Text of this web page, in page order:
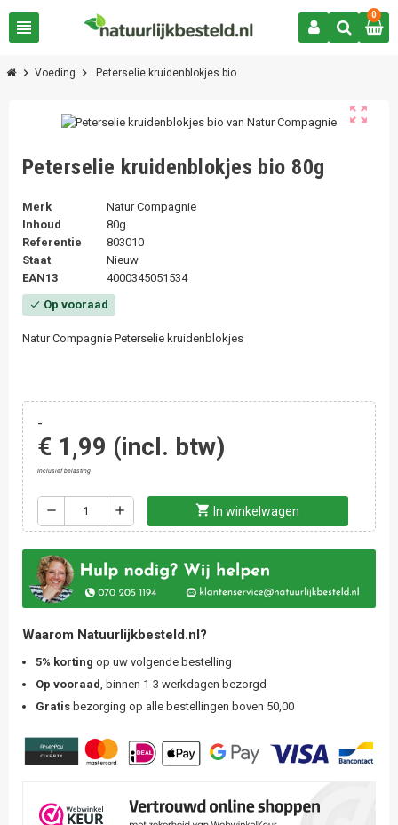
view_headline
0
chevron_right Voeding chevron_right Peterselie kruidenblokjes bio
zoom_out_map
Peterselie kruidenblokjes bio 80g
Merk
Natur Compagnie
Inhoud
80g
Referentie
803010
Staat
Nieuw
EAN13
4000345051534
check Op vooraad
Natur Compagnie Peterselie kruidenblokjes
-
€ 1,99 (incl. btw)
Inclusief belasting
remove add shopping_cart In winkelwagen
Waarom Natuurlijkbesteld.nl?
5% korting op uw volgende bestelling
Op vooraad
, binnen 1-3 werkdagen bezorgd
Gratis bezorging op alle bestellingen boven 50,00